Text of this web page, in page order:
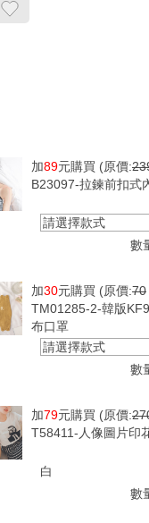
加89元購買 (原價:
B23097-拉鍊前扣式
請選擇款式
數
加30元購買 (原價:70
TM01285-2-韓版
布口罩
請選擇款式
數
加79元購買 (原價:
T58411-人像圖片印
白
數